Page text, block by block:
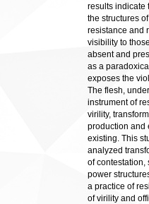
results indicate
the structures
resistance and
visibility to
absent and
as a
exposes the
The flesh,
instrument of
virility,
production and
existing. This
analyzed
of contestation,
power
a practice of
of virility and